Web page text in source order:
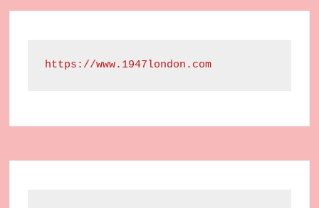
https://www.1947london.com